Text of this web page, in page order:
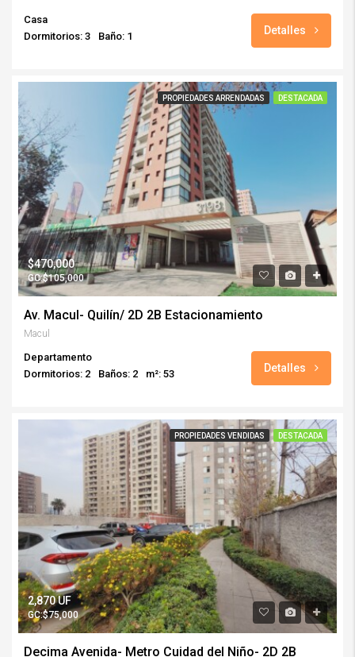
Casa
Dormitorios: 3
Baño: 1 Detalles
PROPIEDADES ARRENDADAS DESTACADA
$470,000
GC:$105,000
Av. Macul- Quilín/ 2D 2B Estacionamiento
Macul
Departamento
Dormitorios: 2
Baños: 2 m²: 53 Detalles
PROPIEDADES VENDIDAS DESTACADA
2,870 UF
GC:$75,000
Decima Avenida- Metro Cuidad del Niño- 2D 2B